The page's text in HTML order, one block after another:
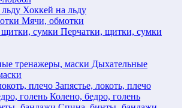
Хоккей на льду
Мячи, обмотки
Перчатки, щитки, сумки
Дыхательные
Запястье, локоть, плечо
Колено, бедро, голень